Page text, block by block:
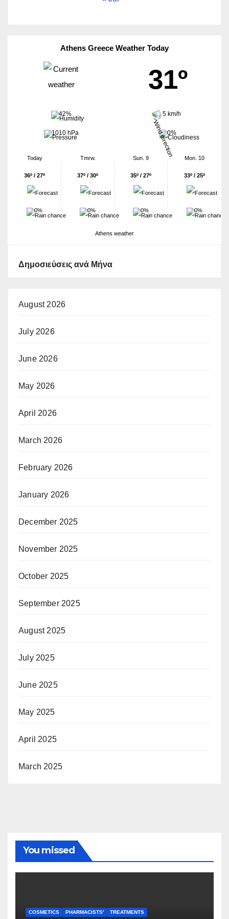
Athens Greece Weather Today
31º
42% 5 km/h
1010 hPa 0%
Today
36º / 27º
0%
Tmrw.
37º / 30º
0%
Sun. 9
35º / 27º
0%
Mon. 10
33º / 25º
0%
Athens weather
Δημοσιεύσεις ανά Μήνα
August 2026
July 2026
June 2026
May 2026
April 2026
March 2026
February 2026
January 2026
December 2025
November 2025
October 2025
September 2025
August 2025
July 2025
June 2025
May 2025
April 2025
March 2025
You missed
COSMETICS PHARMACISTS' TREATMENTS